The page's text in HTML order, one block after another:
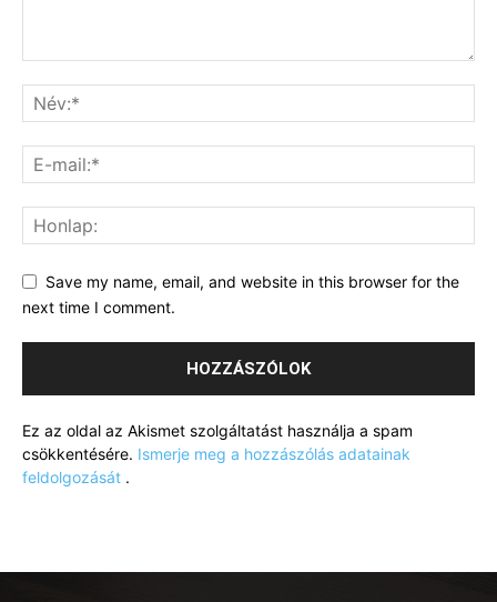
Save my name, email, and website in this browser for the
next time I comment.
Ez az oldal az Akismet szolgáltatást használja a spam
csökkentésére. Ismerje meg a hozzászólás adatainak
feldolgozását .